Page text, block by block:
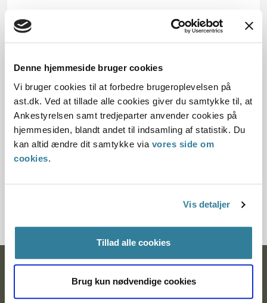
Denne hjemmeside bruger cookies
Vi bruger cookies til at forbedre brugeroplevelsen på
ast.dk. Ved at tillade alle cookies giver du samtykke til, at
Ankestyrelsen samt tredjeparter anvender cookies på
hjemmesiden, blandt andet til indsamling af statistik. Du
kan altid ændre dit samtykke via vores side om
cookies.
Vis detaljer
Tillad alle cookies
Brug kun nødvendige cookies
28.02.2011
Offentliggørelsesdato
10.07.2013
Paragraf
§ 40 § 9 § 39
Postadresse: